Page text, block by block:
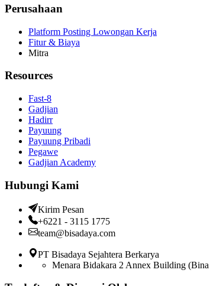
Perusahaan
Platform Posting Lowongan Kerja
Fitur & Biaya
Mitra
Resources
Fast-8
Gadjian
Hadirr
Payuung
Payuung Pribadi
Pegawe
Gadjian Academy
Hubungi Kami
Kirim Pesan
+6221 - 3115 1775
team@bisadaya.com
PT Bisadaya Sejahtera Berkarya
Menara Bidakara 2 Annex Building